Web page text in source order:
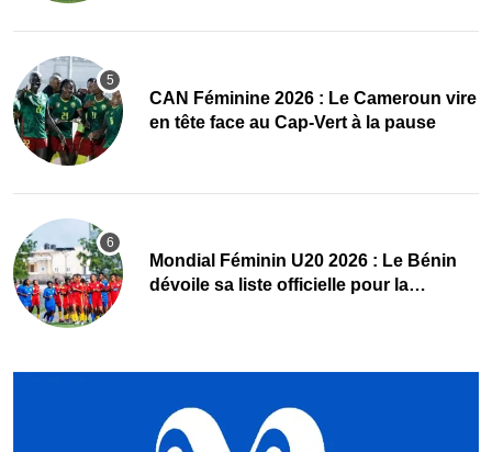
CAN Féminine 2026 : Le Cameroun vire
en tête face au Cap-Vert à la pause
Mondial Féminin U20 2026 : Le Bénin
dévoile sa liste officielle pour la